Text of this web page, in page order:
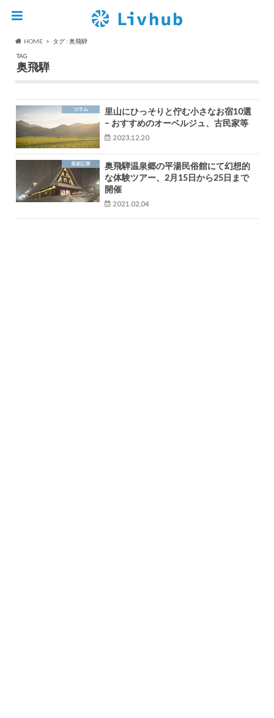
HOME
タグ : 奥飛騨
TAG
奥飛騨
コラム
里山にひっそりと佇む小さなお宿10選
– おすすめのオーベルジュ、古民家等
2023.12.20
最新記事
奥飛騨温泉郷の平湯民俗館にて幻想的
な体験ツアー、2月15日から25日まで
開催
2021.02.04